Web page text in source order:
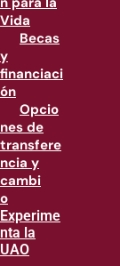
Vida
Becas
y
financiaci
ón
Opcio
nes de
transfere
ncia y
cambi
o
Experime
nta la
UAO